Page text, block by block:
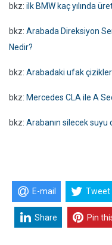
bkz: ilk BMW kaç yılında
bkz: Arabada Direksiyon
Nedir?
bkz: Arabadaki ufak
bkz: Mercedes CLA ile A
bkz: Arabanın silecek suyu
E-mail Tweet
Share Pin